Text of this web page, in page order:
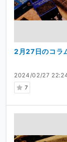
2024/02/27
7
2月27日のコラ